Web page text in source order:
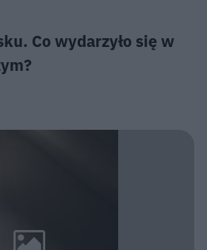
Co wydarzyło się w